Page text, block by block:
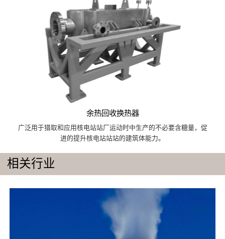
余热回收换热器
广泛用于猎取和应用核电站站厂运动时中生产的不必要含糖量，促
进的提升核电站站站的建筑体能力。
相关行业